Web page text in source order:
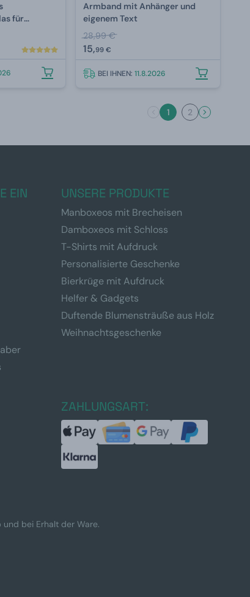
für
Armband mit Anhänger und
eigenem Text
28,99 €
15,99 €
BEI IHNEN:11.8.2026
1 2
EIN
UNSERE PRODUKTE
Manboxeos mit Brecheisen
Damboxeos mit Schloss
T-Shirts mit Aufdruck
Personalisierte Geschenke
Bierkrüge mit Aufdruck
Helfer & Gadgets
Duftende Blumensträuße aus Holz
Weihnachtsgeschenke
ZAHLUNGSART:
bei Erhalt der Ware.